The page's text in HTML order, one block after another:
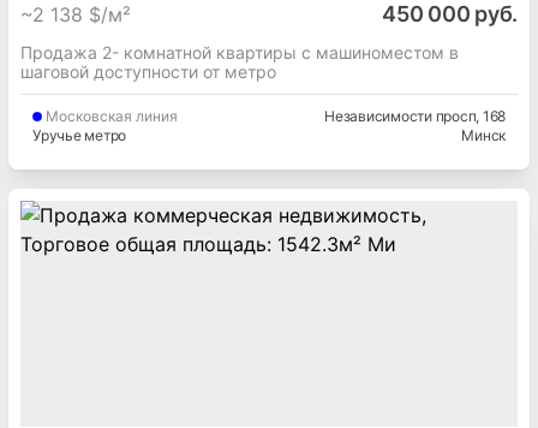
~2 138 $/м² 450 000 руб.
Продажа 2- комнатной квартиры с машиноместом в
шаговой доступности от метро
Московская линия
Уручье метро
Независимости просп, 168
Минск